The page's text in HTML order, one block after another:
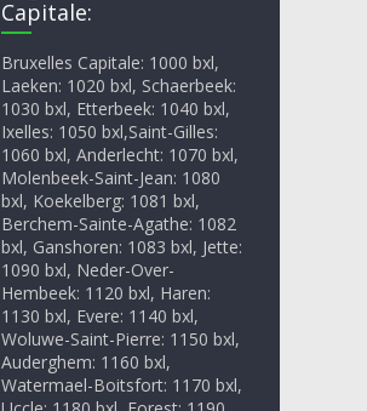
Capitale:
Bruxelles Capitale: 1000 bxl,
Laeken: 1020 bxl, Schaerbeek:
1030 bxl, Etterbeek: 1040 bxl,
Ixelles: 1050 bxl,Saint-Gilles:
1060 bxl, Anderlecht: 1070 bxl,
Molenbeek-Saint-Jean: 1080
bxl, Koekelberg: 1081 bxl,
Berchem-Sainte-Agathe: 1082
bxl, Ganshoren: 1083 bxl, Jette:
1090 bxl, Neder-Over-
Hembeek: 1120 bxl, Haren:
1130 bxl, Evere: 1140 bxl,
Woluwe-Saint-Pierre: 1150 bxl,
Auderghem: 1160 bxl,
Watermael-Boitsfort: 1170 bxl,